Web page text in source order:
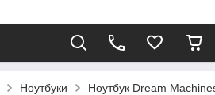
Ноутбуки Ноутбук Dream